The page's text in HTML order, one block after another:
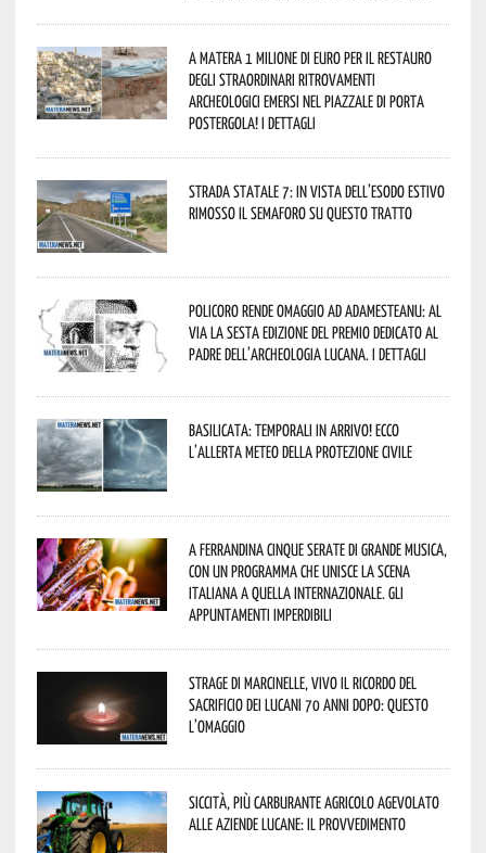
A Matera 1 milione di euro per il restauro
degli straordinari ritrovamenti
archeologici emersi nel piazzale di Porta
Postergola! I dettagli
Strada statale 7: in vista dell’esodo estivo
rimosso il semaforo su questo tratto
Policoro rende omaggio ad Adamesteanu: al
via la sesta edizione del Premio dedicato al
padre dell’archeologia lucana. I dettagli
Basilicata: temporali in arrivo! Ecco
l’allerta meteo della Protezione civile
A Ferrandina cinque serate di grande musica,
con un programma che unisce la scena
italiana a quella internazionale. Gli
appuntamenti imperdibili
Strage di Marcinelle, vivo il ricordo del
sacrificio dei lucani 70 anni dopo: questo
l’omaggio
Siccità, più carburante agricolo agevolato
alle aziende lucane: il provvedimento